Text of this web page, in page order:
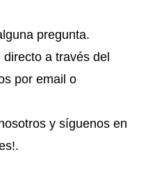
pregunta.
a través del
por email o
y síguenos en